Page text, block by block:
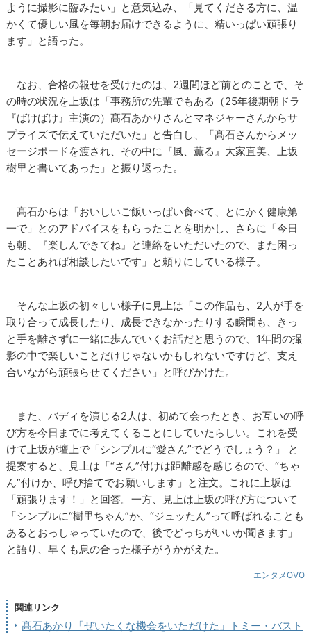
ように撮影に臨みたい」と意気込み、「見てくださる方に、温
かくて優しい風を毎朝お届けできるように、精いっぱい頑張り
ます」と語った。
なお、合格の報せを受けたのは、2週間ほど前とのことで、そ
の時の状況を上坂は「事務所の先輩でもある（25年後期朝ドラ
『ばけばけ』主演の）髙石あかりさんとマネジャーさんからサ
プライズで伝えていただいた」と告白し、「髙石さんからメッ
セージボードを渡され、その中に『風、薫る』大家直美、上坂
樹里と書いてあった」と振り返った。
髙石からは「おいしいご飯いっぱい食べて、とにかく健康第
一で」とのアドバイスをもらったことを明かし、さらに「今日
も朝、『楽しんできてね』と連絡をいただいたので、また困っ
たことあれば相談したいです」と頼りにしている様子。
そんな上坂の初々しい様子に見上は「この作品も、2人が手を
取り合って成長したり、成長できなかったりする瞬間も、きっ
と手を離さずに一緒に歩んでいくお話だと思うので、1年間の撮
影の中で楽しいことだけじゃないかもしれないですけど、支え
合いながら頑張らせてください」と呼びかけた。
また、バディを演じる2人は、初めて会ったとき、お互いの呼
び方を今日までに考えてくることにしていたらしい。これを受
けて上坂が壇上で「シンプルに“愛さん”でどうでしょう？」 と
提案すると、見上は「“さん”付けは距離感を感じるので、“ちゃ
ん”付けか、呼び捨てでお願いします」と注文。これに上坂は
「頑張ります！」と回答。一方、見上は上坂の呼び方について
「シンプルに“樹里ちゃん”か、“ジュッたん”って呼ばれることも
あるとおっしゃっていたので、後でどっちがいいか聞きます」
と語り、早くも息の合った様子がうかがえた。
エンタメOVO
関連リンク
髙石あかり「ぜいたくな機会をいただけた」トミー・バスト